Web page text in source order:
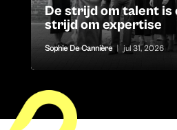
De strijd om talent is
strijd om expertise
Sophie De Cannière | jul 31, 2026